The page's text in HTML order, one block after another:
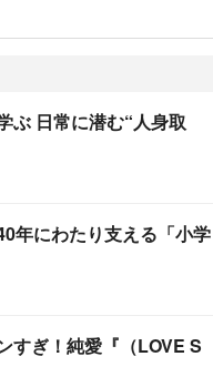
ぶ 日常に潜む“人身取
年にわたり支える「小学
すぎ！純愛『（LOVE S